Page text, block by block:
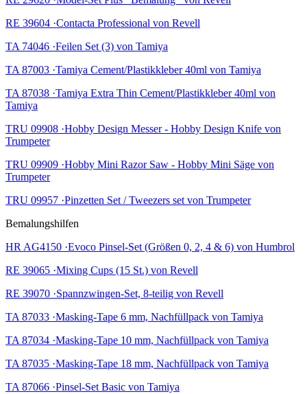
RE 39604 ·Contacta Professional von Revell
TA 74046 ·Feilen Set (3) von Tamiya
TA 87003 ·Tamiya Cement/Plastikkleber 40ml von Tamiya
TA 87038 ·Tamiya Extra Thin Cement/Plastikkleber 40ml von
Tamiya
TRU 09908 ·Hobby Design Messer - Hobby Design Knife von
Trumpeter
TRU 09909 ·Hobby Mini Razor Saw - Hobby Mini Säge von
Trumpeter
TRU 09957 ·Pinzetten Set / Tweezers set von Trumpeter
Bemalungshilfen
HR AG4150 ·Evoco Pinsel-Set (Größen 0, 2, 4 & 6) von Humbrol
RE 39065 ·Mixing Cups (15 St.) von Revell
RE 39070 ·Spannzwingen-Set, 8-teilig von Revell
TA 87033 ·Masking-Tape 6 mm, Nachfüllpack von Tamiya
TA 87034 ·Masking-Tape 10 mm, Nachfüllpack von Tamiya
TA 87035 ·Masking-Tape 18 mm, Nachfüllpack von Tamiya
TA 87066 ·Pinsel-Set Basic von Tamiya